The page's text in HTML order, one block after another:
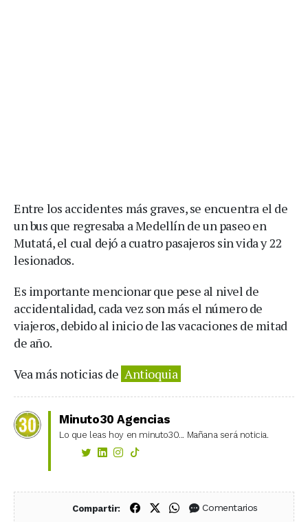
Entre los accidentes más graves, se encuentra el de
un bus que regresaba a Medellín de un paseo en
Mutatá, el cual dejó a cuatro pasajeros sin vida y 22
lesionados.
Es importante mencionar que pese al nivel de
accidentalidad, cada vez son más el número de
viajeros, debido al inicio de las vacaciones de mitad
de año.
Vea más noticias de Antioquia
Minuto30 Agencias
Lo que leas hoy en minuto30... Mañana será noticia.
Compartir: Compartir en Facebook
Compartir en X (Twitter)
Compartir en WhatsApp
Comentarios